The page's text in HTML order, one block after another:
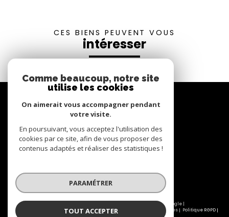
CES BIENS PEUVENT VOUS
intéresser
Se
connecter
espace propriétaire
Nous
© 2026 | Tous droits réservés | Traduction powered by Google |
Nos honoraires
Plan du site Mentions légales Partenaires
Politique RGPD
Comme beaucoup, notre site
utilise les cookies
On aimerait vous accompagner pendant
votre visite.
En poursuivant, vous acceptez l'utilisation des
cookies par ce site, afin de vous proposer des
contenus adaptés et réaliser des statistiques !
PARAMÉTRER
TOUT ACCEPTER